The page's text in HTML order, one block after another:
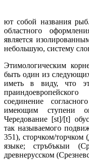
ют собой названия
областного
является
небольшую, систему
Этимологическим
быть один из
иметь в виду, что
соединение
имеющим ступени
Чередование [st]/[t]
так называемого
351), сторчком/торчком
языке; стръбъкыи
древнерусском